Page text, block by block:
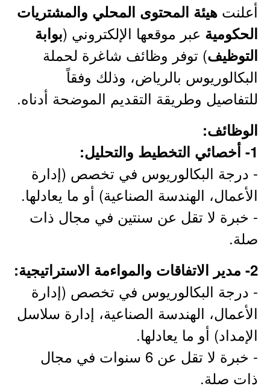
أعلنت هيئة المحتوى المحلي والمشتريات
الحكومية عبر موقعها الإلكتروني (بوابة
التوظيف) توفر وظائف شاغرة لحملة
البكالوريوس بالرياض، وذلك وفقاً
للتفاصيل وطريقة التقديم الموضحة أدناه.
الوظائف:
1- أخصائي التخطيط والتحليل:
- درجة البكالوريوس في تخصص (إدارة
الأعمال، الهندسة الصناعية) أو ما يعادلها.
- خبرة لا تقل عن سنتين في مجال ذات
صلة.
2- مدير الاتفاقات والمواءمة الاستراتيجية:
- درجة البكالوريوس في تخصص (إدارة
الأعمال، الهندسة الصناعية، إدارة سلاسل
الإمداد) أو ما يعادلها.
- خبرة لا تقل عن 6 سنوات في مجال
ذات صلة.